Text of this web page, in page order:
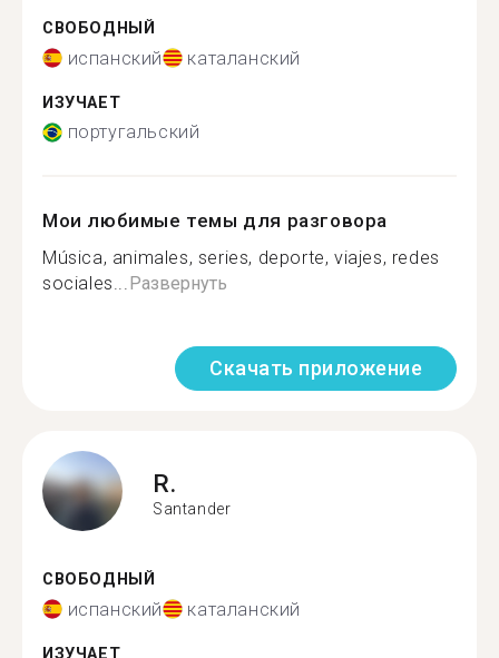
СВОБОДНЫЙ
испанский каталанский
ИЗУЧАЕТ
португальский
Мои любимые темы для разговора
Música, animales, series, deporte, viajes, redes
sociales...Развернуть
Скачать приложение
R.
Santander
СВОБОДНЫЙ
испанский каталанский
ИЗУЧАЕТ